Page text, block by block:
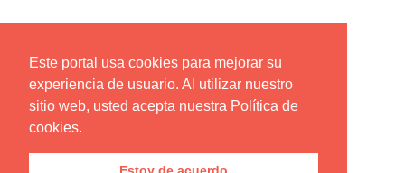
Este portal usa cookies para mejorar su
experiencia de usuario. Al utilizar nuestro
sitio web, usted acepta nuestra Política de
cookies.